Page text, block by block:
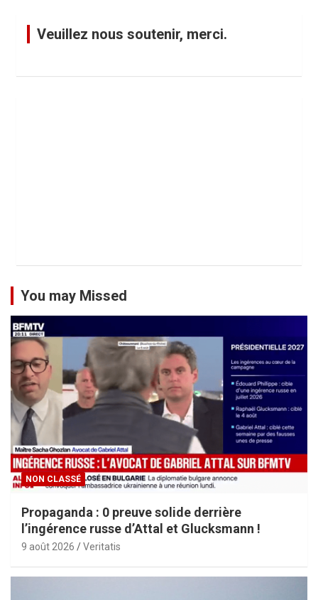
Veuillez nous soutenir, merci.
You may Missed
NON CLASSÉ
Propaganda : 0 preuve solide derrière
l’ingérence russe d’Attal et Glucksmann !
9 août 2026 Veritatis